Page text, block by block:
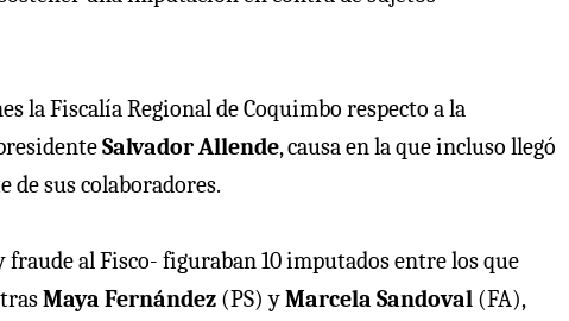
la Fiscalía Regional de Coquimbo respecto a la
Salvador Allende, causa en la que incluso llegó
sus colaboradores.
al Fisco- figuraban 10 imputados entre los que
Maya Fernández (PS) yMarcela Sandoval (FA),